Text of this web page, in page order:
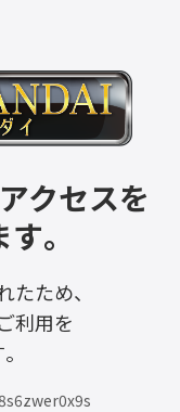
クセスを
。
ため、
利用を